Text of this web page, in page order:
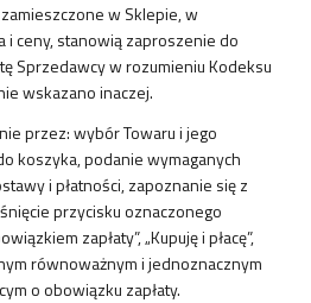
w Sklepie, w
i ceny, stanowią zaproszenie do
Sprzedawcy w rozumieniu Kodeksu
wskazano inaczej.
przez: wybór Towaru i jego
koszyka, podanie wymaganych
i płatności, zapoznanie się z
przycisku oznaczonego
zapłaty”, „Kupuję i płacę”,
równoważnym i jednoznacznym
o obowiązku zapłaty.